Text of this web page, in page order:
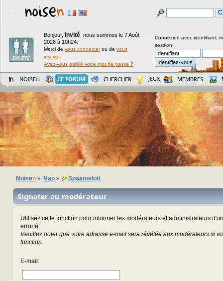
Bonjour, Invité nous sommes le 7 Août
2026 à 10h24.
Merci de vous connecterou de vous
inscrire
Avez-vous oublié votre mot de passe ?
Connexion avec identifiant,
session
NOISEN CE FORUM CHERCHER JEUX MEMBRES
Noisen » Nao» Spaamelott
Signaler au modérateur
Utilisez cette fonction pour informer les modérateurs et administrateurs
erroné.
Veuillez noter que votre adresse e-mail sera révélée aux modérateurs si
fonction.
E-mail :